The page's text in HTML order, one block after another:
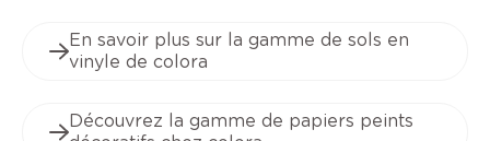
En savoir plus sur la gamme de sols en
vinyle de colora
Découvrez la gamme de papiers peints